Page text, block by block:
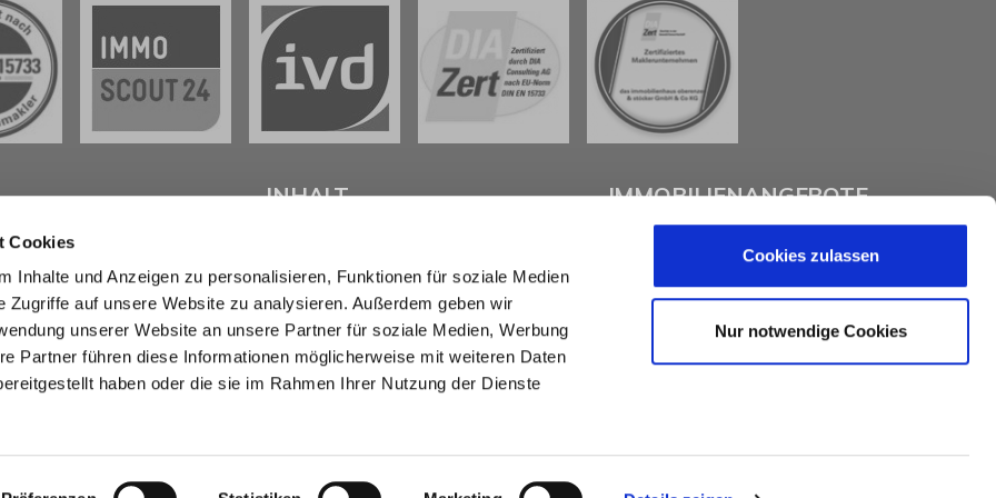
Cookies
Inhalte und Anzeigen zu personalisieren, Funktionen für soziale Medien
Zugriffe auf unsere Website zu analysieren. Außerdem geben wir
unserer Website an unsere Partner für soziale Medien, Werbung
Partner führen diese Informationen möglicherweise mit weiteren Daten
haben oder die sie im Rahmen Ihrer Nutzung der Dienste
Cookies zulassen
Nur notwendige Cookies
stehen wir Ihnen beim
bei der Vermietung Ihrer
Seite.
wir Sie in allen Fragen
Haus oder Ihre Wohnung in
wir sind für Sie da.
INHALT
Verkaufen
Kaufen
Marktberichte
Erbimmobilien
Wissen
Über uns
IMMOBILIENANGEBOTE
Eigentumswohnungen
Häuser zum Kauf
Grundstücke
Mietangebote
Gewerbeimmobilien